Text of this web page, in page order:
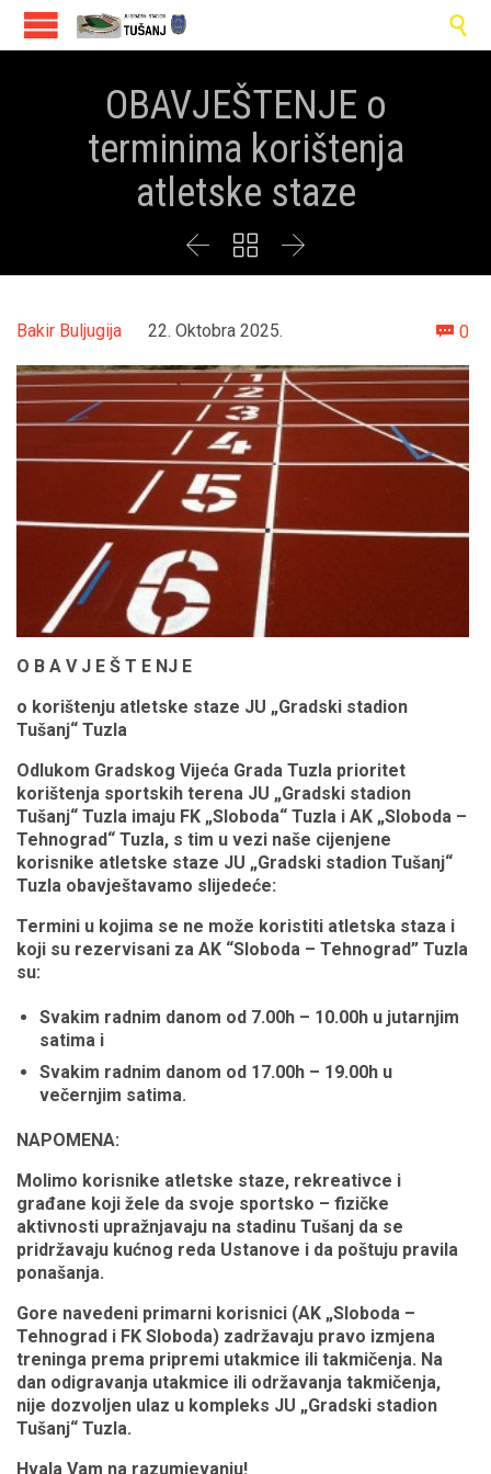

OBAVJEŠTENJE o
terminima korištenja
atletske staze
  
Bakir Buljugija 22. Oktobra 2025.  0
O B A V J E Š T E NJ E
o korištenju atletske staze JU „Gradski stadion
Tušanj“ Tuzla
Odlukom Gradskog Vijeća Grada Tuzla prioritet
korištenja sportskih terena JU „Gradski stadion
Tušanj“ Tuzla imaju FK „Sloboda“ Tuzla i AK „Sloboda –
Tehnograd“ Tuzla, s tim u vezi naše cijenjene
korisnike atletske staze JU „Gradski stadion Tušanj“
Tuzla obavještavamo slijedeće:
Termini u kojima se ne može koristiti atletska staza i
koji su rezervisani za AK “Sloboda – Tehnograd” Tuzla
su:
Svakim radnim danom od 7.00h – 10.00h u jutarnjim
satima i
Svakim radnim danom od 17.00h – 19.00h u
večernjim satima.
NAPOMENA:
Molimo korisnike atletske staze, rekreativce i
građane koji žele da svoje sportsko – fizičke
aktivnosti upražnjavaju na stadinu Tušanj da se
pridržavaju kućnog reda Ustanove i da poštuju pravila
ponašanja.
Gore navedeni primarni korisnici (AK „Sloboda –
Tehnograd i FK Sloboda) zadržavaju pravo izmjena
treninga prema pripremi utakmice ili takmičenja. Na
dan odigravanja utakmice ili održavanja takmičenja,
nije dozvoljen ulaz u kompleks JU „Gradski stadion
Tušanj“ Tuzla.
Hvala Vam na razumjevanju!